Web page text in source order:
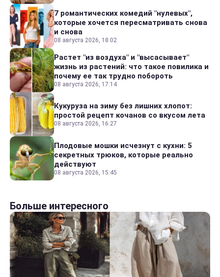
7 романтических комедий "нулевых",
которые хочется пересматривать снова
и снова
08 августа 2026, 18:02
Растет "из воздуха" и "высасывает"
жизнь из растений: что такое повилика и
почему ее так трудно побороть
08 августа 2026, 17:14
Кукуруза на зиму без лишних хлопот:
простой рецепт кочанов со вкусом лета
08 августа 2026, 16:27
Плодовые мошки исчезнут с кухни: 5
секретных трюков, которые реально
действуют
08 августа 2026, 15:45
Больше интересного